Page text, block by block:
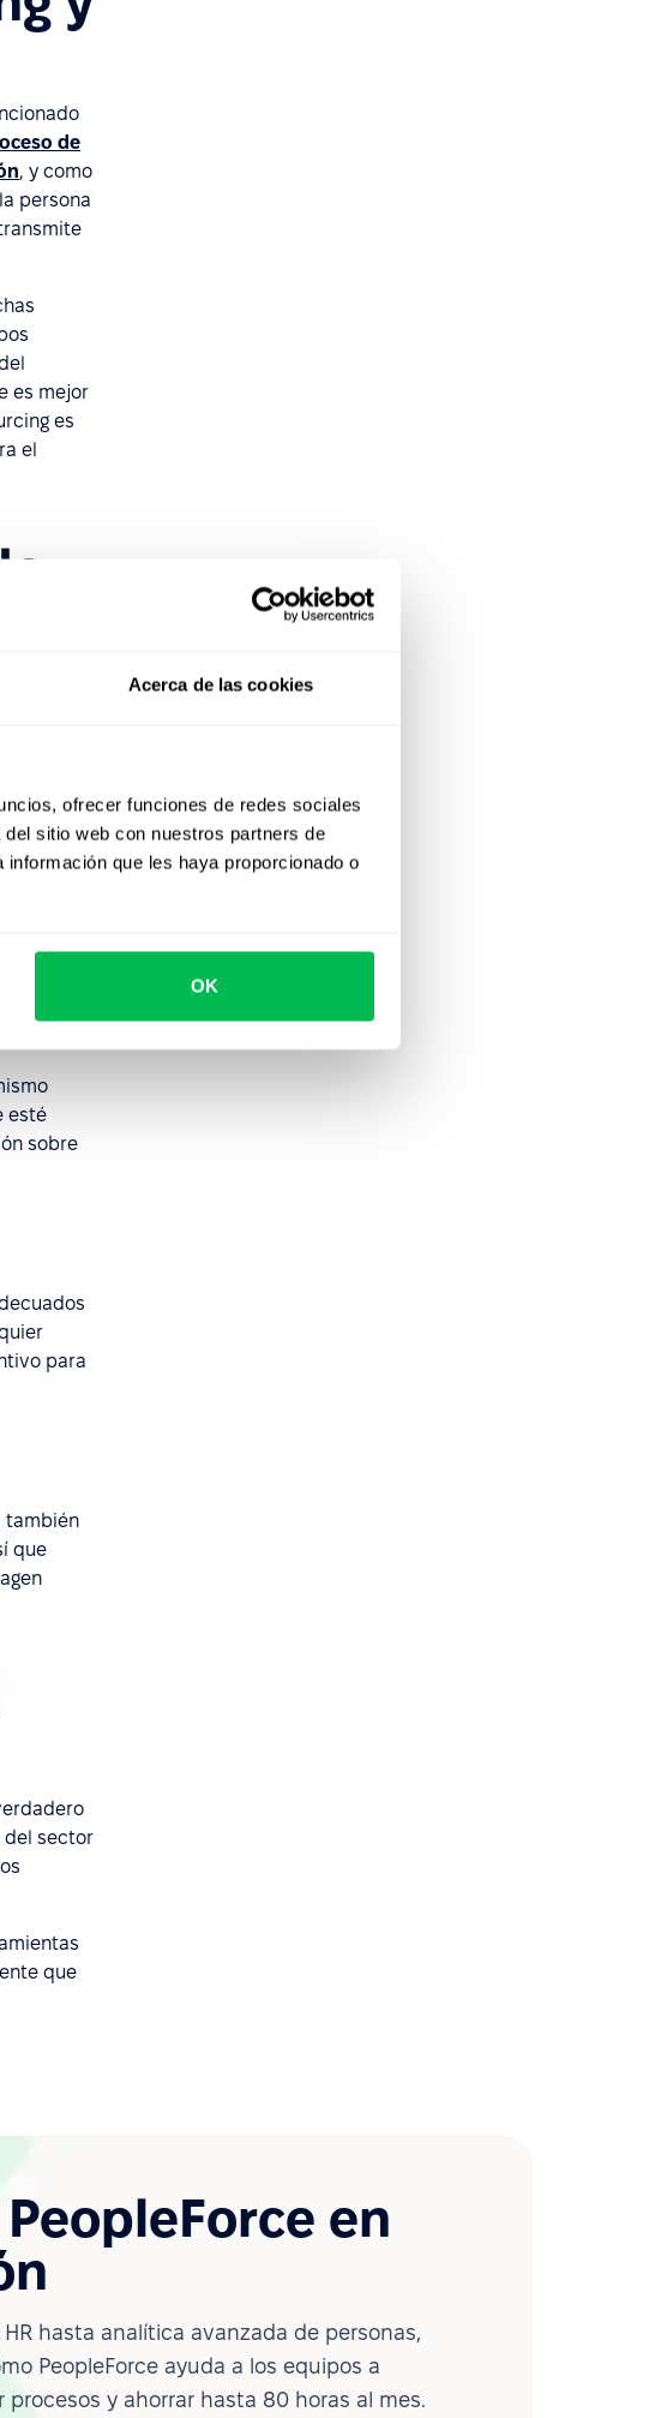
Acerca de las cookies
ofrecer funciones de redes sociales
sitio web con nuestros partners de
que les haya proporcionado o
OK
de
, y como
persona
es mejor
es
el
debe
esté
sobre
para
también
que
del sector
que
en
HR hasta analítica avanzada de personas,
PeopleForce ayuda a los equipos a
procesos y ahorrar hasta 80 horas al mes.